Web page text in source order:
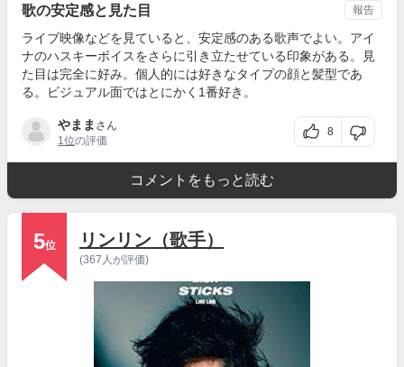
歌の安定感と見た目
ライブ映像などを見ていると、安定感のある歌声でよい。アイ
ナのハスキーボイスをさらに引き立たせている印象がある。見
た目は完全に好み。個人的には好きなタイプの顔と髪型であ
る。ビジュアル面ではとにかく1番好き。
やまま さん
1位の評価
8
報告
コメントをもっと読む
5位 リンリン（歌手）
(367人が評価)